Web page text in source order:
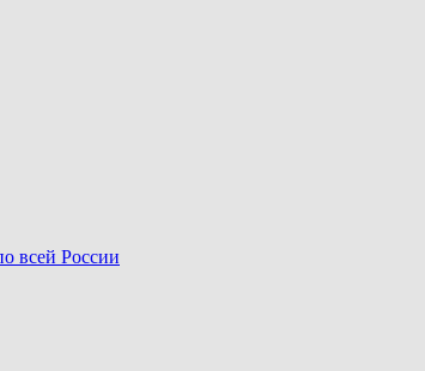
всей России